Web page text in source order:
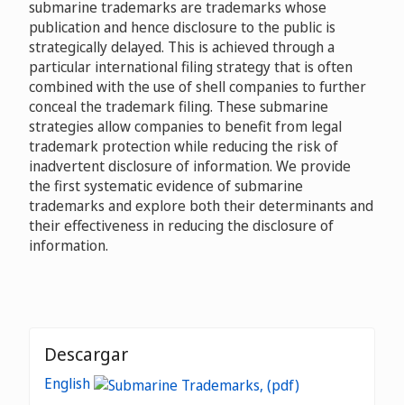
submarine trademarks are trademarks whose
publication and hence disclosure to the public is
strategically delayed. This is achieved through a
particular international filing strategy that is often
combined with the use of shell companies to further
conceal the trademark filing. These submarine
strategies allow companies to benefit from legal
trademark protection while reducing the risk of
inadvertent disclosure of information. We provide
the first systematic evidence of submarine
trademarks and explore both their determinants and
their effectiveness in reducing the disclosure of
information.
Descargar
English